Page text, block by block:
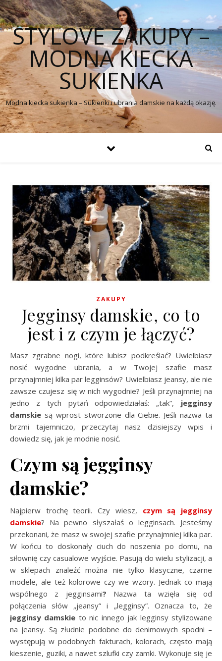
STYLOVE ZAKUPY –
MODNA KIECKA
SUKIENKA
Modna kiecka sukienka – Sukienki i ubrania damskie na każdą okazję.
ZAKUPY
Jegginsy damskie, co to
jest i z czym je łączyć?
Masz zgrabne nogi, które lubisz podkreślać? Uwielbiasz
nosić wygodne ubrania, a w Twojej szafie masz
przynajmniej kilka par legginsów? Uwielbiasz jeansy, ale nie
zawsze czujesz się w nich wygodnie? Jeśli przynajmniej na
jedno z tych pytań odpowiedziałaś: „tak”, jegginsy
damskie są wprost stworzone dla Ciebie. Jeśli nazwa ta
brzmi tajemniczo, przeczytaj nasz dzisiejszy wpis i
dowiedz się, jak je modnie nosić.
Czym są jegginsy
damskie?
Najpierw trochę teorii. Czy wiesz, czym są jegginsy
damskie? Na pewno słyszałaś o legginsach. Jesteśmy
przekonani, że masz w swojej szafie przynajmniej kilka par.
W końcu to doskonały ciuch do noszenia po domu, na
siłownię czy casualowe wyjście. Pasują do wielu stylizacji, a
w sklepach znaleźć można nie tylko klasyczne, czarne
modele, ale też kolorowe czy we wzory. Jednak co mają
wspólnego z jegginsami? Nazwa ta wzięła się od
połączenia słów „jeansy” i „legginsy”. Oznacza to, że
jegginsy damskie to nic innego jak legginsy stylizowane
na jeansy. Są złudnie podobne do denimowych spodni –
występują w podobnych fakturach, kolorach, często mają
kieszenie, guziki, a nawet szlufki czy zamki. Wykonuje się je